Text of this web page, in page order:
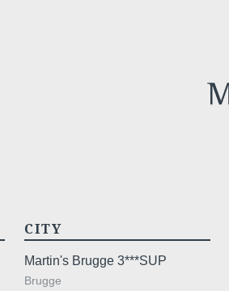
CITY
Martin's Brugge 3***SUP
Brugge